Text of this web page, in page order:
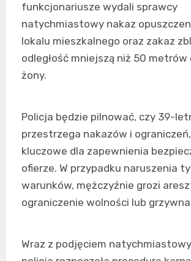
funkcjonariusze wydali sprawcy
natychmiastowy nakaz
lokalu mieszkalnego oraz zakaz
odległość mniejszą niż 50
żony.
Policja będzie pilnować, czy 39-
przestrzega nakazów i
kluczowe dla zapewnienia
ofierze. W przypadku naruszenia
warunków, mężczyźnie grozi
ograniczenie wolności lub
Wraz z podjęciem